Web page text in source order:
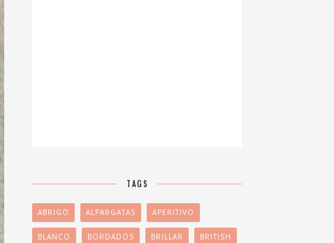
TAGS
ABRIGO ALPARGATAS APERITIVO
BLANCO BORDADOS BRILLAR BRITISH